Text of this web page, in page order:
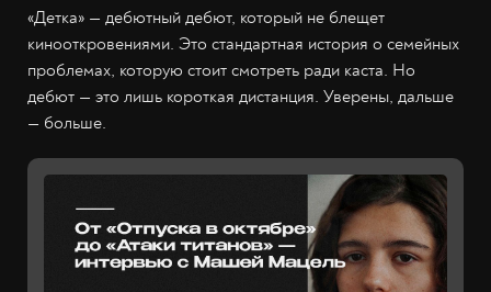
«Детка» — дебютный дебют, который не блещет
кинооткровениями. Это стандартная история о семейных
проблемах, которую стоит смотреть ради каста. Но
дебют — это лишь короткая дистанция. Уверены, дальше
— больше.